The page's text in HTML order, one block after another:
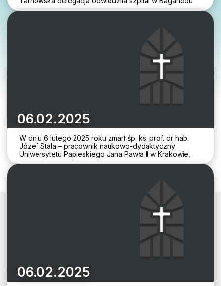
06.02.2025
W dniu 6 lutego 2025 roku zmarł śp. ks. prof. dr hab.
Józef Stala – pracownik naukowo-dydaktyczny
Uniwersytetu Papieskiego Jana Pawła II w Krakowie,
06.02.2025